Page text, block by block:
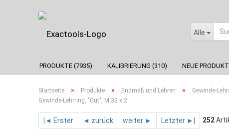
Alle
PRODUKTE (7935) KALIBRIERUNG (310) NEUE
Startseite » Produkte » Endmaß und Lehren » Gewinde-
Gewinde-Lehrring, "Gut", M 32 x 2
|◄ Erster ◄ zurück weiter ► Letzter ►| 252